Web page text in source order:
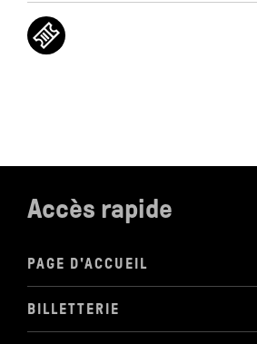
Accès rapide
PAGE D'ACCUEIL
BILLETTERIE